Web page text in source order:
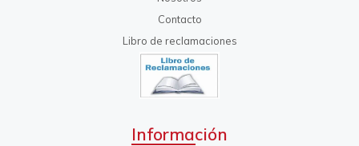
Contacto
Libro de reclamaciones
Información